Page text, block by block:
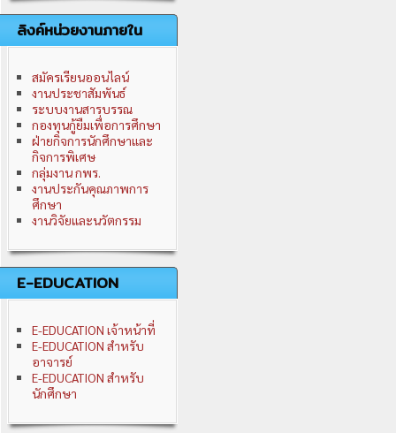
ลิงค์หน่วยงานภายใน
สมัครเรียนออนไลน์
งานประชาสัมพันธ์
ระบบงานสารบรรณ
กองทุนกู้ยืมเพื่อการศึกษา
ฝ่ายกิจการนักศึกษาและ
กิจการพิเศษ
กลุ่มงาน กพร.
งานประกันคุณภาพการ
ศึกษา
งานวิจัยและนวัตกรรม
E-EDUCATION
E-EDUCATION เจ้าหน้าที่
E-EDUCATION สำหรับ
อาจารย์
E-EDUCATION สำหรับ
นักศึกษา